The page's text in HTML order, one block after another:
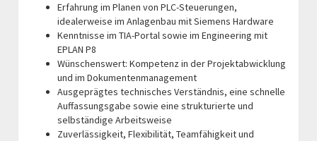
Erfahrung im Planen von PLC-Steuerungen,
idealerweise im Anlagenbau mit Siemens Hardware
Kenntnisse im TIA-Portal sowie im Engineering mit
EPLAN P8
Wünschenswert: Kompetenz in der Projektabwicklung
und im Dokumentenmanagement
Ausgeprägtes technisches Verständnis, eine schnelle
Auffassungsgabe sowie eine strukturierte und
selbständige Arbeitsweise
Zuverlässigkeit, Flexibilität, Teamfähigkeit und